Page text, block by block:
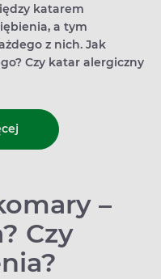
katarem
a tym
z nich. Jak
Czy katar alergiczny
–
Czy